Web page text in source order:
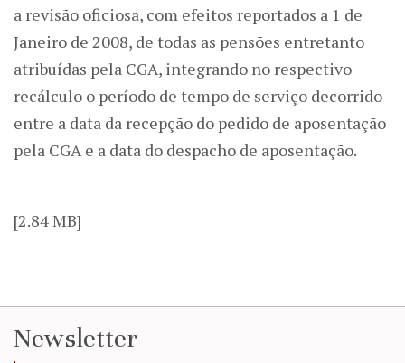
a revisão oficiosa, com efeitos reportados a 1 de
Janeiro de 2008, de todas as pensões entretanto
atribuídas pela CGA, integrando no respectivo
recálculo o período de tempo de serviço decorrido
entre a data da recepção do pedido de aposentação
pela CGA e a data do despacho de aposentação.
[2.84 MB]
Newsletter